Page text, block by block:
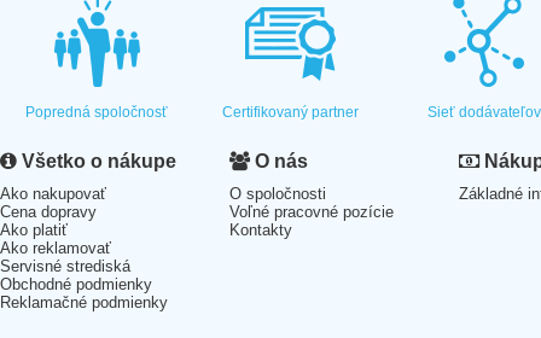
Popredná spoločnosť Certifikovaný partner Sieť dodávateľov
Všetko o nákupe
Ako nakupovať
Cena dopravy
Ako platiť
Ako reklamovať
Servisné strediská
Obchodné podmienky
Reklamačné podmienky
O nás
O spoločnosti
Voľné pracovné pozície
Kontakty
Základné